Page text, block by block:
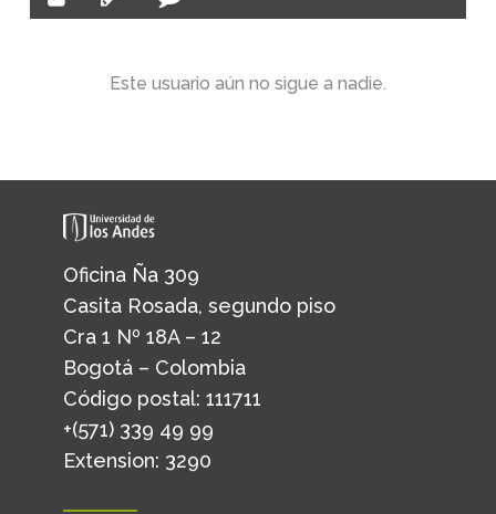
Este usuario aún no sigue a nadie.
Oficina Ña 309
Casita Rosada, segundo piso
Cra 1 Nº 18A – 12
Bogotá – Colombia
Código postal: 111711
+(571) 339 49 99
Extension: 3290